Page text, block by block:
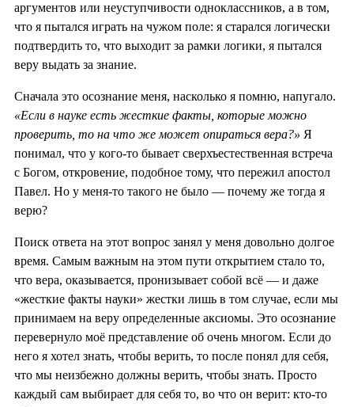
аргументов или неуступчивости одноклассников, а в том,
что я пытался играть на чужом поле: я старался логически
подтвердить то, что выходит за рамки логики, я пытался
веру выдать за знание.
Сначала это осознание меня, насколько я помню, напугало.
«Если в науке есть жесткие факты, которые можно
проверить, то на что же может опираться вера?» Я
понимал, что у кого-то бывает сверхъестественная встреча
с Богом, откровение, подобное тому, что пережил апостол
Павел. Но у меня-то такого не было — почему же тогда я
верю?
Поиск ответа на этот вопрос занял у меня довольно долгое
время. Самым важным на этом пути открытием стало то,
что вера, оказывается, пронизывает собой всё — и даже
«жесткие факты науки» жестки лишь в том случае, если мы
принимаем на веру определенные аксиомы. Это осознание
перевернуло моё представление об очень многом. Если до
него я хотел знать, чтобы верить, то после понял для себя,
что мы неизбежно должны верить, чтобы знать. Просто
каждый сам выбирает для себя то, во что он верит: кто-то